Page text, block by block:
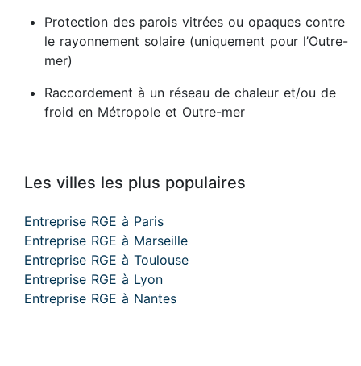
Protection des parois vitrées ou opaques contre
le rayonnement solaire (uniquement pour l’Outre-
mer)
Raccordement à un réseau de chaleur et/ou de
froid en Métropole et Outre-mer
Les villes les plus populaires
Entreprise RGE à Paris
Entreprise RGE à Marseille
Entreprise RGE à Toulouse
Entreprise RGE à Lyon
Entreprise RGE à Nantes